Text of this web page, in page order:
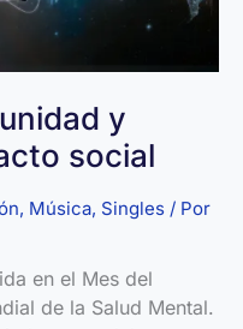
y
social
, Música, Singles / Por
en el Mes del
de la Salud Mental.